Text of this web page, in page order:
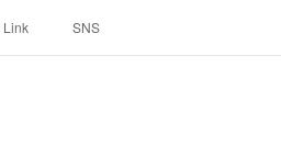
Link SNS